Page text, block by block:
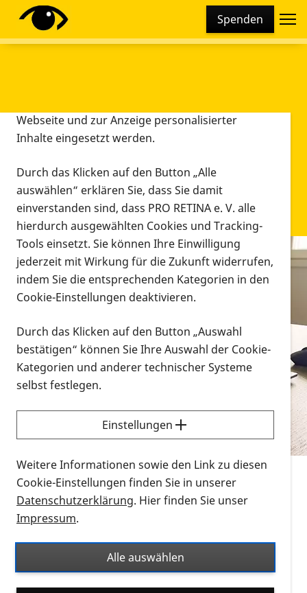
Spenden
Infomaterial
Infomaterial
Vorlesen
Alle Infomaterialien in verschiedenen
Formaten an einem Ort
Sie möchten wissen, wie Sie nach Infonmaterial
suchen und dieses bestellen bzw. herunterladen
können? Schauen Sie sich dieErklärvideos zum
Thema Infomaterial auf der PRO RETINA-Website
für blinde und sehbehinderte Menschen an.
Auf dieser Seite finden Sie sämtliches Infomaterial
Ort. Nutzen Sie den Formatfilter, um ausschließlich
nach Flyern und Broschüren, Audios oder Videos zu
suchen. Die meisten Flyer und Broschüren werden in
Diese Webseite setzt verschiedene Cookies und
Tracking-Tools ein. Dies beinhaltet Cookies und
Webseite und zur Anzeige personalisierter
Inhalte eingesetzt werden.
Durch das Klicken auf den Button „Alle
auswählen“ erklären Sie, dass Sie damit
einverstanden sind, dass PRO RETINA e. V. alle
hierdurch ausgewählten Cookies und Tracking-
Tools einsetzt. Sie können Ihre Einwilligung
jederzeit mit Wirkung für die Zukunft widerrufen,
indem Sie die entsprechenden Kategorien in den
Cookie-Einstellungen deaktivieren.
Durch das Klicken auf den Button „Auswahl
bestätigen“ können Sie Ihre Auswahl der Cookie-
Kategorien und anderer technischer Systeme
selbst festlegen.
Einstellungen
Weitere Informationen sowie den Link zu diesen
Cookie-Einstellungen finden Sie in unserer
Datenschutzerklärung. Hier finden Sie unser
Impressum.
Alle auswählen